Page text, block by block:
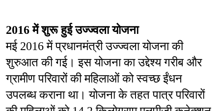
2016 में शुरू हुई उज्ज्वला योजना
मई 2016 में प्रधानमंत्री उज्ज्वला योजना की
शुरुआत की गई। इस योजना का उद्देश्य गरीब और
ग्रामीण परिवारों की महिलाओं को स्वच्छ ईंधन
उपलब्ध कराना था। योजना के तहत पात्र परिवारों